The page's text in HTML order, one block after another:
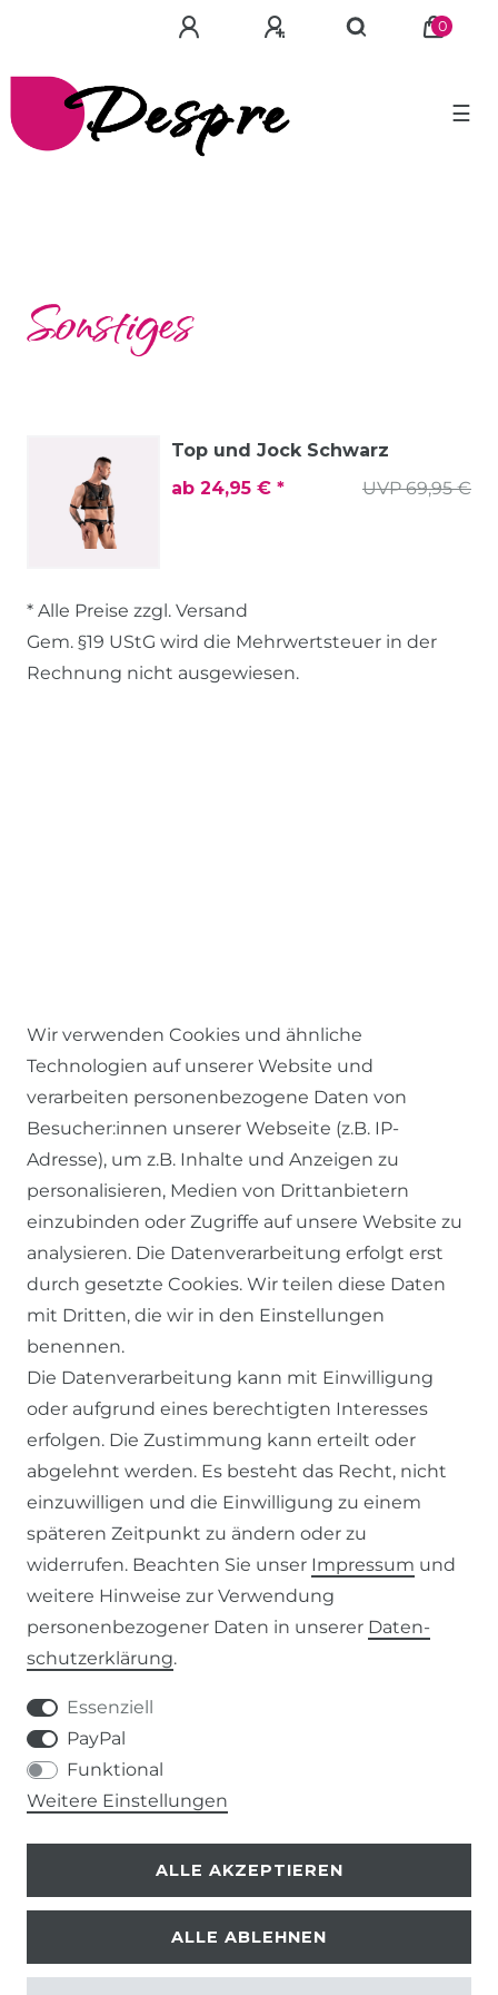
0
☰
Sonstiges
Top und Jock Schwarz
UVP 69,95 €
ab 24,95 € *
* Alle Preise zzgl. Versand
Gem. §19 UStG wird die Mehrwertsteuer in der
Rechnung nicht ausgewiesen.
RECHTLICHES
AGB
WIDERRUFSRECHT
DATENSCHUTZERKLÄRUNG
IMPRESSUM
SERVICE
ZAHLUNG & VERSAND
KONTAKT
VERTRAG WIDERRUFEN
KONTAKT
+49 (0) 9453 / 302130
info@despre.de
© 2026 Despre| Design by neoprisma
Wir verwenden Cookies und ähnliche
Technologien auf unserer Website und
verarbeiten personenbezogene Daten von
Besucher:innen unserer Webseite (z.B. IP-
Adresse), um z.B. Inhalte und Anzeigen zu
personalisieren, Medien von Drittanbietern
einzubinden oder Zugriffe auf unsere Website zu
analysieren. Die Datenverarbeitung erfolgt erst
durch gesetzte Cookies. Wir teilen diese Daten
mit Dritten, die wir in den Einstellungen
benennen.
Die Datenverarbeitung kann mit Einwilligung
oder aufgrund eines berechtigten Interesses
erfolgen. Die Zustimmung kann erteilt oder
abgelehnt werden. Es besteht das Recht, nicht
einzuwilligen und die Einwilligung zu einem
späteren Zeitpunkt zu ändern oder zu
widerrufen. Beachten Sie unser Impressum und
weitere Hinweise zur Verwendung
personenbezogener Daten in unserer Daten­
schutz­erklärung.
Essenziell
PayPal
Funktional
Weitere Einstellungen
ALLE AKZEPTIEREN
ALLE ABLEHNEN